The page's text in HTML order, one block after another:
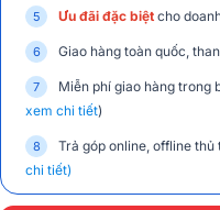
Ưu đãi đặc biệt cho
Giao hàng toàn quốc,
Miễn phí giao hàng trong
xem chi tiết)
Trả góp online, offline
chi tiết)